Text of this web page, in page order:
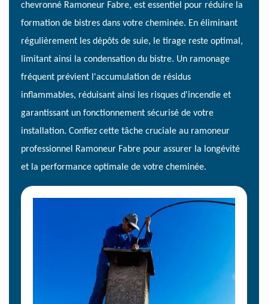
chevronné Ramoneur Fabre, est essentiel pour réduire la
formation de bistres dans votre cheminée. En éliminant
régulièrement les dépôts de suie, le tirage reste optimal,
limitant ainsi la condensation du bistre. Un ramonage
fréquent prévient l'accumulation de résidus
inflammables, réduisant ainsi les risques d'incendie et
garantissant un fonctionnement sécurisé de votre
installation. Confiez cette tâche cruciale au ramoneur
professionnel Ramoneur Fabre pour assurer la longévité
et la performance optimale de votre cheminée.